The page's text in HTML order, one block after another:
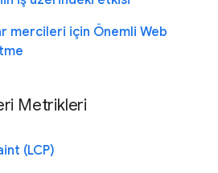
mercileri için Önemli Web
Metrikleri
(LCP)